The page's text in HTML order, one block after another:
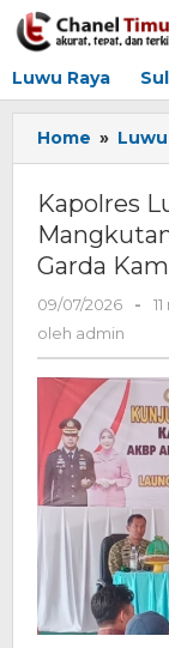
Lewati
ke
Luwu Raya
Home »
Kapolres
Garda
09/07/2026 -
oleh admin